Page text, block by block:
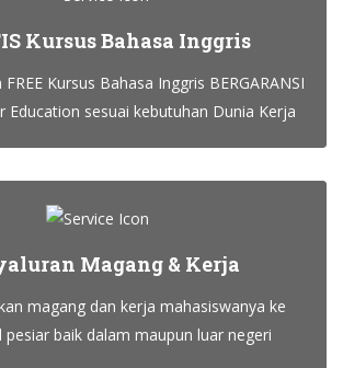
Kursus Bahasa Inggris
Kursus Bahasa Inggris BERGARANSI
Education sesuai kebutuhan Dunia Kerja
Magang & Kerja
magang dan kerja mahasiswanya ke
baik dalam maupun luar negeri